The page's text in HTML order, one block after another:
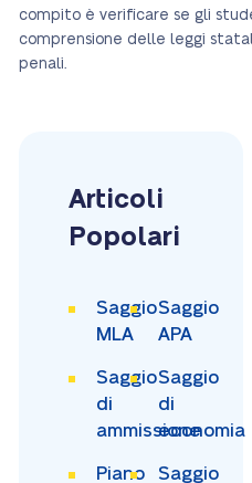
compito è verificare se gli
comprensione delle leggi
penali.
Articoli
Popolari
Saggio
MLA
Saggio
APA
Saggio
di
ammissione
Saggio
di
economia
Piano
Saggio